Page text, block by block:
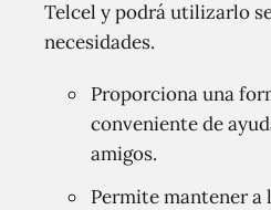
Telcel y podrá utilizarlo
necesidades.
Proporciona una
conveniente de
amigos.
Permite mantener a